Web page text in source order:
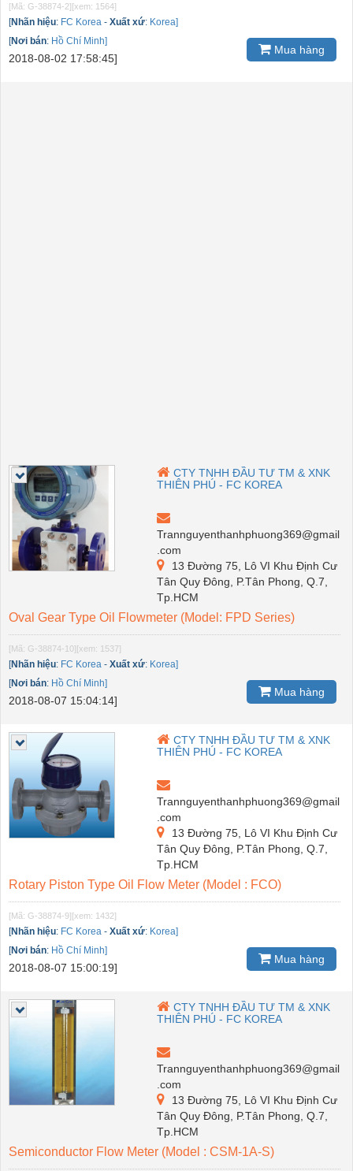
[Mã: G-38874-2][xem: 1564]
[Nhãn hiệu: FC Korea - Xuất xứ: Korea]
[Nơi bán: Hồ Chí Minh]
2018-08-02 17:58:45]
Mua hàng
CTY TNHH ĐẦU TƯ TM & XNK
THIÊN PHÚ - FC KOREA
Trannguyenthanhphuong369@gmail
.com
13 Đường 75, Lô VI Khu Định Cư
Tân Quy Đông, P.Tân Phong, Q.7,
Tp.HCM
Oval Gear Type Oil Flowmeter (Model: FPD Series)
[Mã: G-38874-10][xem: 1537]
[Nhãn hiệu: FC Korea - Xuất xứ: Korea]
[Nơi bán: Hồ Chí Minh]
2018-08-07 15:04:14]
Mua hàng
CTY TNHH ĐẦU TƯ TM & XNK
THIÊN PHÚ - FC KOREA
Trannguyenthanhphuong369@gmail
.com
13 Đường 75, Lô VI Khu Định Cư
Tân Quy Đông, P.Tân Phong, Q.7,
Tp.HCM
Rotary Piston Type Oil Flow Meter (Model : FCO)
[Mã: G-38874-9][xem: 1432]
[Nhãn hiệu: FC Korea - Xuất xứ: Korea]
[Nơi bán: Hồ Chí Minh]
2018-08-07 15:00:19]
Mua hàng
CTY TNHH ĐẦU TƯ TM & XNK
THIÊN PHÚ - FC KOREA
Trannguyenthanhphuong369@gmail
.com
13 Đường 75, Lô VI Khu Định Cư
Tân Quy Đông, P.Tân Phong, Q.7,
Tp.HCM
Semiconductor Flow Meter (Model : CSM-1A-S)